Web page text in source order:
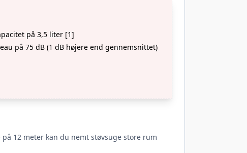
på 3,5 liter [1]
på 75 dB (1 dB højere end gennemsnittet)
12 meter kan du nemt støvsuge store rum